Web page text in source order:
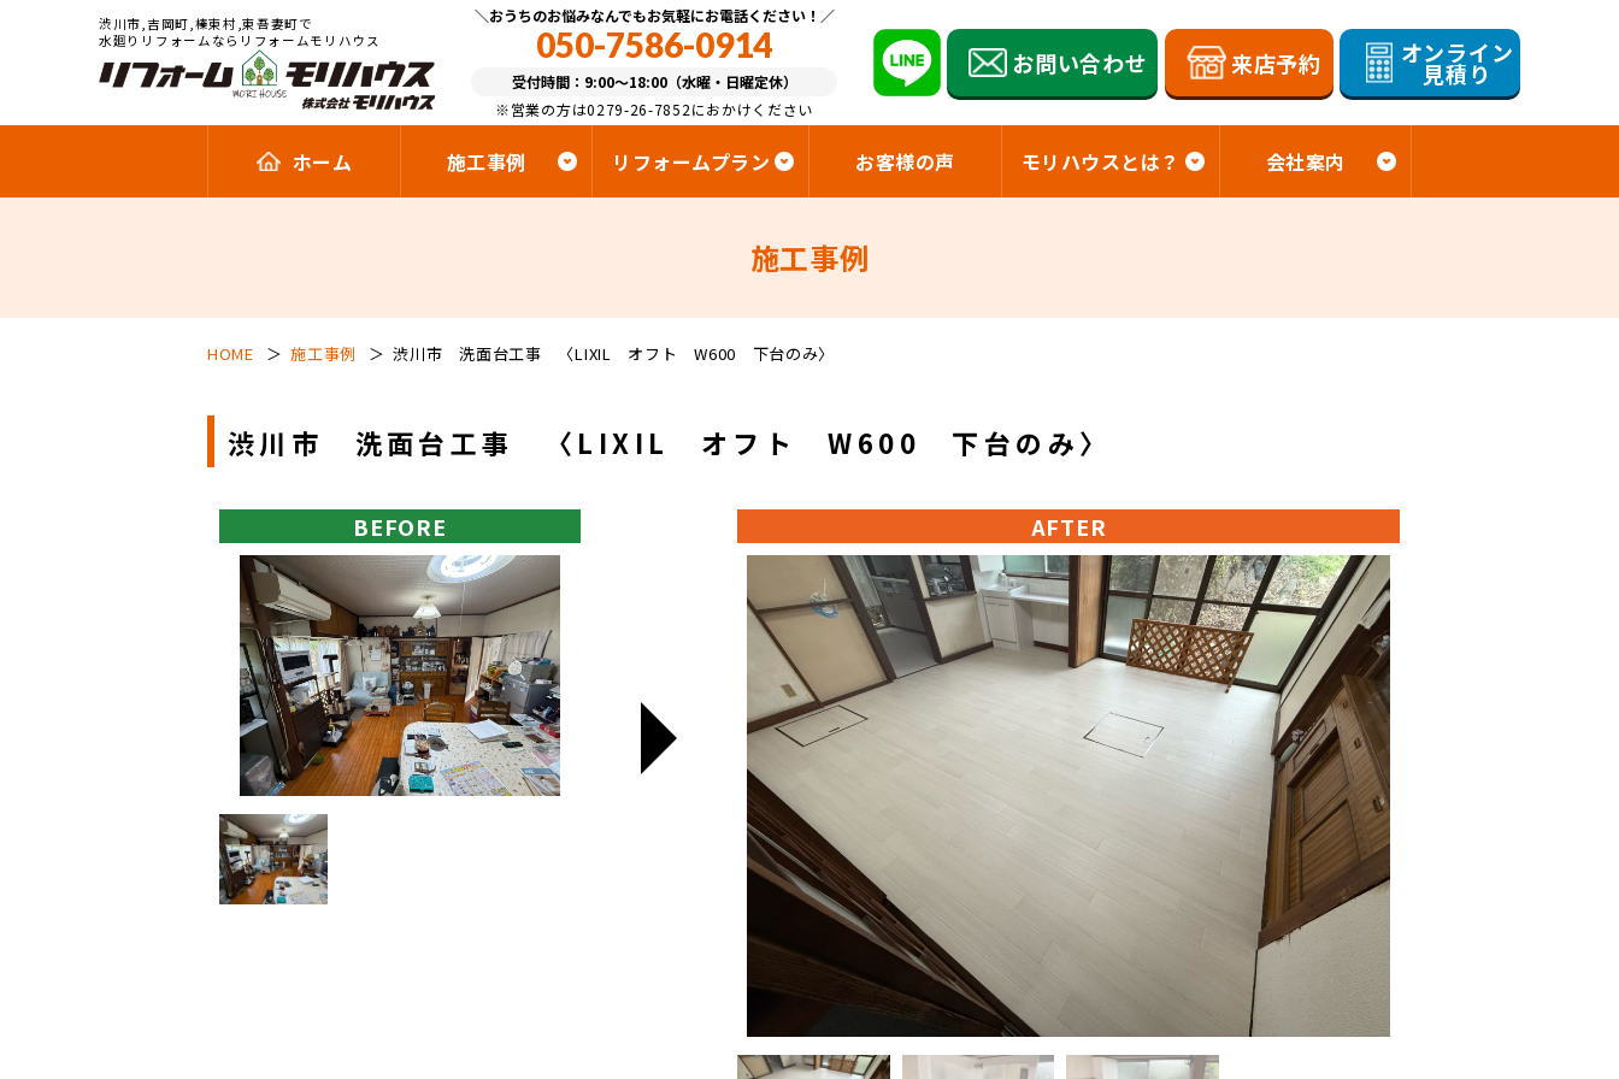
渋川市,吉岡町,榛東村,東吾妻町で
水廻りリフォームならリフォームモリハウス
おうちのお悩みなんでもお気軽にお電話ください！
050-7586-0914
受付時間：9:00～18:00（水曜・日曜定休）
※営業の方は0279-26-7852におかけください
お問い合わせ 来店予約 オンライン
見積り
ホーム 施工事例 リフォームプラン お客様の声 モリハウスとは？ 会社案内
施工事例
HOME 施工事例 渋川市 洗面台工事 〈LIXIL オフト W600 下台のみ〉
渋川市 洗面台工事 〈LIXIL オフト W600 下台のみ〉
AFTER
BEFORE